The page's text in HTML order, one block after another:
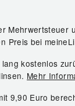
Mehrwertsteuer
Preis bei
kostenlos
Mehr
9,90 Euro